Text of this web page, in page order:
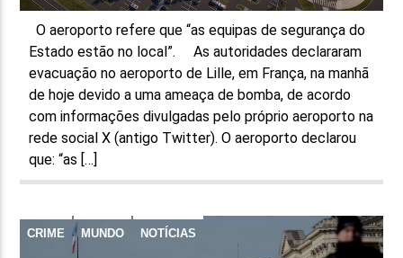
O aeroporto refere que “as equipas de segurança do
Estado estão no local”. As autoridades declararam
evacuação no aeroporto de Lille, em França, na manhã
de hoje devido a uma ameaça de bomba, de acordo
com informações divulgadas pelo próprio aeroporto na
rede social X (antigo Twitter). O aeroporto declarou
que: “as […]
CRIME MUNDO NOTÍCIAS